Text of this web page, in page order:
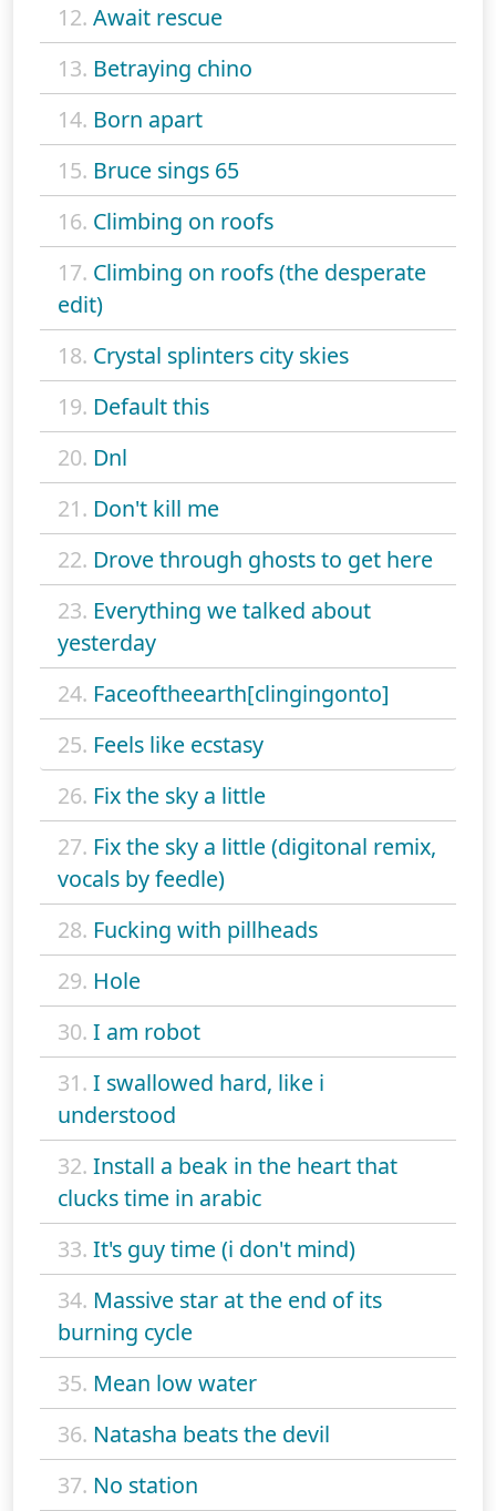
12. Await rescue
13. Betraying chino
14. Born apart
15. Bruce sings 65
16. Climbing on roofs
17. Climbing on roofs (the desperate
edit)
18. Crystal splinters city skies
19. Default this
20. Dnl
21. Don't kill me
22. Drove through ghosts to get here
23. Everything we talked about
yesterday
24. Faceoftheearth[clingingonto]
25. Feels like ecstasy
26. Fix the sky a little
27. Fix the sky a little (digitonal remix,
vocals by feedle)
28. Fucking with pillheads
29. Hole
30. I am robot
31. I swallowed hard, like i
understood
32. Install a beak in the heart that
clucks time in arabic
33. It's guy time (i don't mind)
34. Massive star at the end of its
burning cycle
35. Mean low water
36. Natasha beats the devil
37. No station